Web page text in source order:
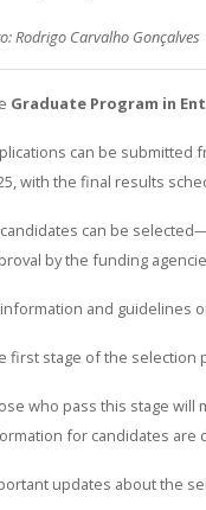
Rodrigo Carvalho Gonçalves
Graduate Program in
can be submitted
with the final results
candidates can be
by the funding
and guidelines
first stage of the selection
who pass this stage will
for candidates are
updates about the